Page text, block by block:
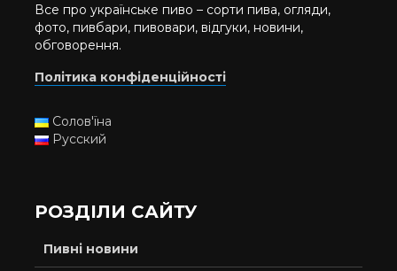
Все про українське пиво – сорти пива, огляди,
фото, пивбари, пивовари, відгуки, новини,
обговорення.
Політика конфіденційності
Солов'їна
Русский
РОЗДІЛИ САЙТУ
Пивні новини